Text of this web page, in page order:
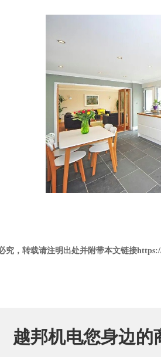
究，转载请注明出处并附带本文链接
越邦机电您身边的